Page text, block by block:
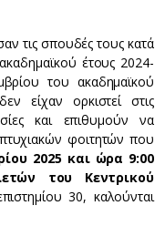
τις σπουδές τους κατά
έτους 2024-
του ακαδημαϊκού
είχαν ορκιστεί στις
και επιθυμούν να
φοιτητών που
2025 και ώρα 9:00
του Κεντρικού
30, καλούνται